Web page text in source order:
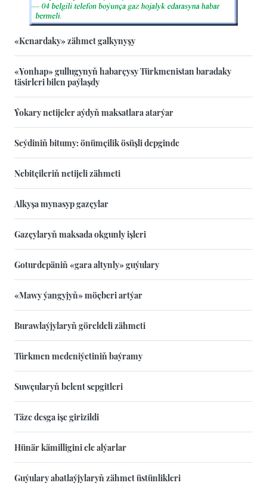
«Kenardaky» zähmet galkynyşy
«Yonhap» gullugynyň habarçysy Türkmenistan baradaky
täsirleri bilen paýlaşdy
Ýokary netijeler aýdyň maksatlara atarýar
Seýdiniň bitumy: önümçilik ösüşli depginde
Nebitçileriň netijeli zähmeti
Alkyşa mynasyp gazçylar
Gazçylaryň maksada okgunly işleri
Goturdepäniň «gara altynly» guýulary
«Mawy ýangyjyň» möçberi artýar
Burawlaýjylaryň göreldeli zähmeti
Türkmen medeniýetiniň baýramy
Suwçularyň belent sepgitleri
Täze desga işe girizildi
Hünär kämilligini ele alýarlar
Guýulary abatlaýjylaryň zähmet üstünlikleri